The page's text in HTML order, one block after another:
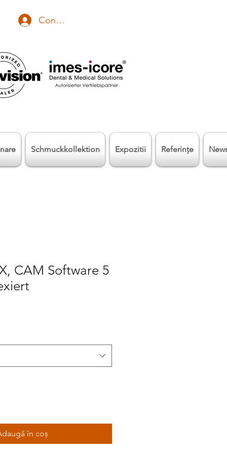
Conectează-te
Schmuckkollektion Expozitii Referinţe
CAM Software 5
în coș